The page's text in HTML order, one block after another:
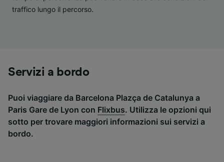
traffico lungo il percorso.
Servizi a bordo
Puoi viaggiare da Barcelona Plazça de Catalunya a
Paris Gare de Lyon con Flixbus. Utilizza le opzioni qui
sotto per trovare maggiori informazioni sui servizi a
bordo.